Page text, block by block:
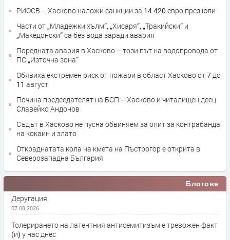
РИОСВ – Хасково наложи санкции за 14 420 евро през юли
Части от „Младежки хълм“, „Хисаря“, „Тракийски“ и
„Македонски“ са без вода заради авария
Поредната авария в Хасково – този път на водопровода от
ПС „Източна зона“
Обявиха екстремен риск от пожари в област Хасково от 7 до
11 август
Почина председателят на БСП – Хасково и читалищен деец
Славейко Андонов
Съдът в Хасково не пусна обвиняем за опит за контрабанда
на кокаин и злато
Откраднатата кола на кмета на Пъстрогор е открита в
Северозападна България
Блогове
Деругация
07.08.2026
Толерирането на латентния антисемитизъм е тревожен факт
(и) у нас днес